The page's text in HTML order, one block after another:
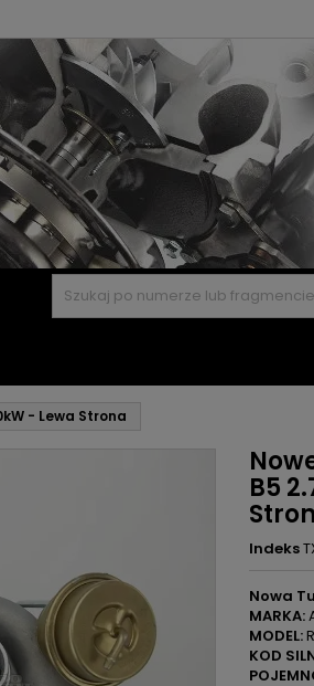
- Lewa Strona
B5
Indeks
Nowa
MARKA:
MODEL:
KOD